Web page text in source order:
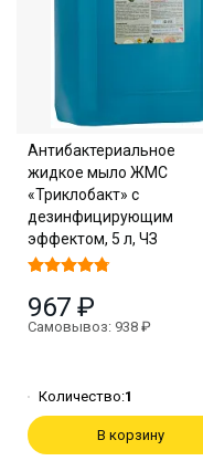
Антибактериальное
жидкое мыло ЖМС
«Триклобакт» с
дезинфицирующим
эффектом, 5 л, ЧЗ
967 ₽
Самовывоз: 938 ₽
Количество:1
В корзину